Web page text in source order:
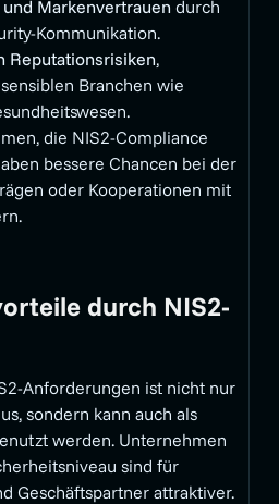
Markenvertrauen durch
Kommunikation.
Reputationsrisiken,
Branchen wie
die NIS2-Compliance
bessere Chancen bei der
oder Kooperationen mit
durch NIS2-
Anforderungen ist nicht nur
sondern kann auch als
werden. Unternehmen
sind für
Geschäftspartner attraktiver.